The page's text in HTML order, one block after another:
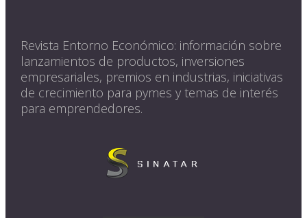
Revista Entorno Económico: información sobre
lanzamientos de productos, inversiones
empresariales, premios en industrias, iniciativas
de crecimiento para pymes y temas de interés
para emprendedores.